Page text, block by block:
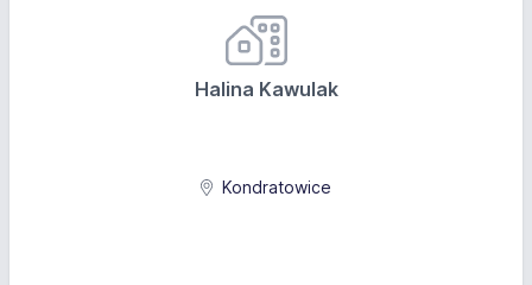
Halina Kawulak
Kondratowice